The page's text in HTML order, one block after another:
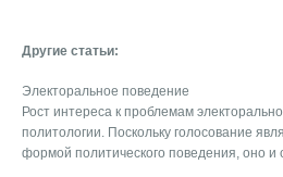
Другие статьи:
Электоральное поведение
Рост интереса к проблемам
политологии. Поскольку голосование
формой политического поведения, оно и